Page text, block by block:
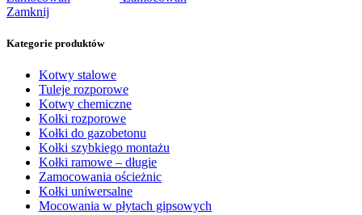
Zamknij
Kategorie produktów
Kotwy stalowe
Tuleje rozporowe
Kotwy chemiczne
Kołki rozporowe
Kołki do gazobetonu
Kołki szybkiego montażu
Kołki ramowe – długie
Zamocowania ościeżnic
Kołki uniwersalne
Mocowania w płytach gipsowych